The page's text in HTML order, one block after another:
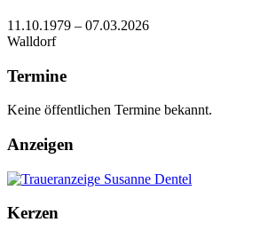
11.10.1979 – 07.03.2026
Walldorf
Termine
Keine öffentlichen Termine bekannt.
Anzeigen
Kerzen